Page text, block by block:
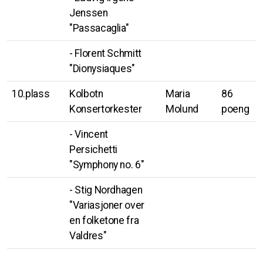
Jenssen
"Passacaglia"
- Florent Schmitt
"Dionysiaques"
10.plass
Kolbotn
Konsertorkester
Maria
Molund
86
poeng
- Vincent
Persichetti
"Symphony no. 6"
- Stig Nordhagen
"Variasjoner over
en folketone fra
Valdres"